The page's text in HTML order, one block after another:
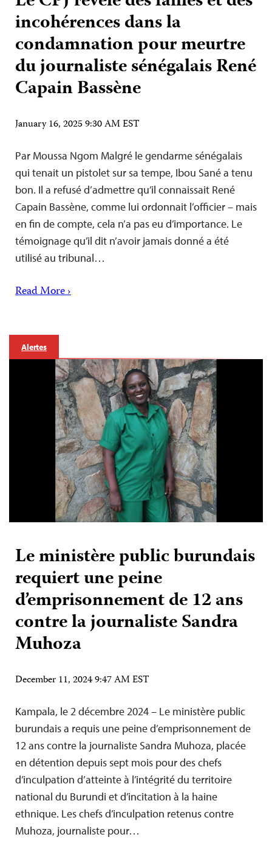
incohérences dans la
condamnation pour meurtre
du journaliste sénégalais René
Capain Bassène
January 16, 2025 9:30 AM EST
Par Moussa Ngom Malgré le gendarme sénégalais
qui tenait un pistolet sur sa tempe, Ibou Sané a tenu
bon. Il a refusé d’admettre qu’il connaissait René
Capain Bassène, comme lui ordonnait l’officier – mais
en fin de compte, cela n’a pas eu d’importance. Le
témoignage qu’il dit n’avoir jamais donné a été
utilisé au tribunal…
Read More ›
Alertes
Le ministère public burundais
requiert une peine
d’emprisonnement de 12 ans
contre la journaliste Sandra
Muhoza
December 11, 2024 9:47 AM EST
Kampala, le 2 décembre 2024 – Le ministère public
burundais a requis une peine d’emprisonnement de
12 ans contre la journaliste Sandra Muhoza, placée
en détention depuis sept mois pour des chefs
d’inculpation d’atteinte à l’intégrité du territoire
national du Burundi et d’incitation à la haine
ethnique. Les chefs d’inculpation retenus contre
Muhoza, journaliste pour…